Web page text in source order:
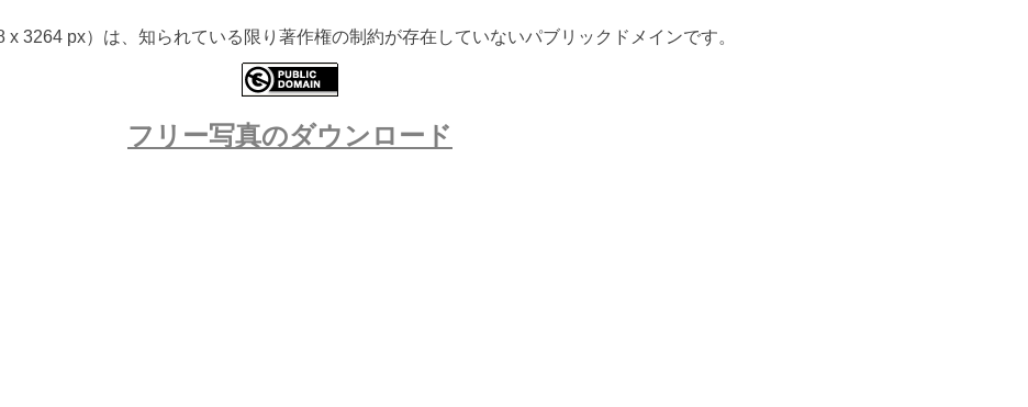
x 3264 px）は、知られている限り著作権の制約が存在していないパブリックドメインです。
フリー写真のダウンロード